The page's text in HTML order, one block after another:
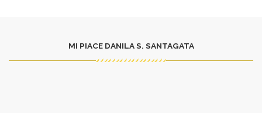
MI PIACE DANILA S. SANTAGATA